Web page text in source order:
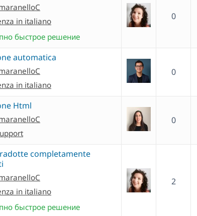
in italiano
быстрое решение
0
automatica
in italiano
0
Html
0
completamente
in italiano
быстрое решение
2